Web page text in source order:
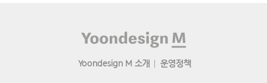
Yoondesign M 소개 운영정책